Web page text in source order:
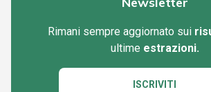
Rimani sempre aggiornato sui
ultime estrazioni.
ISCRIVITI